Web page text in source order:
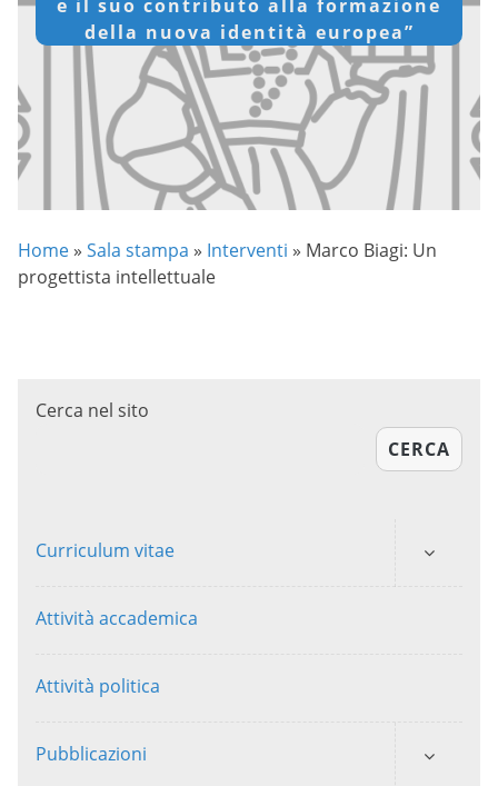
e il suo contributo alla formazione
della nuova identità europea”
Home » Sala stampa » Interventi » Marco Biagi: Un
progettista intellettuale
Cerca nel sito
CERCA
Curriculum vitae
Attività accademica
Attività politica
Pubblicazioni